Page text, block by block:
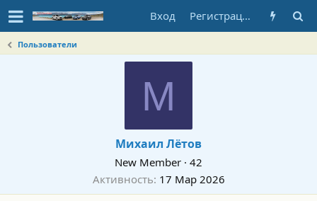
Вход Регистрация
Пользователи
М
Михаил Лётов
New Member · 42
Активность 17 Мар 2026